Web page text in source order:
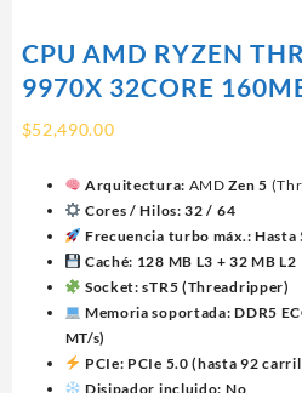
CPU AMD RYZEN
9970X 32CORE
$52,490.00
Arquitectura: AMDZen 5
Cores / Hilos: 32 / 64
Frecuencia turbo máx.: Hasta
Caché: 128 MB L3 + 32 MB L2
Socket: sTR5 (Threadripper)
Memoria soportada: DDR5
MT/s)
PCIe: PCIe 5.0 (hasta 92
Disipador incluido: No